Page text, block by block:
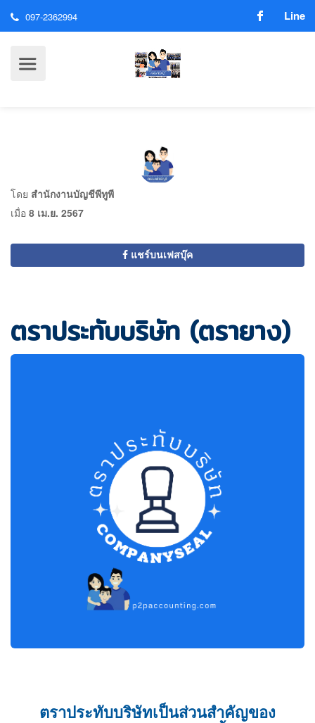
097-2362994 Line
โดย สำนักงานบัญชีพีทูพี
เมื่อ 8 เม.ย. 2567
แชร์บนเฟสบุ๊ค
ตราประทับบริษัท (ตรายาง)
ตราประทับบริษัทเป็นส่วนสำคัญของ